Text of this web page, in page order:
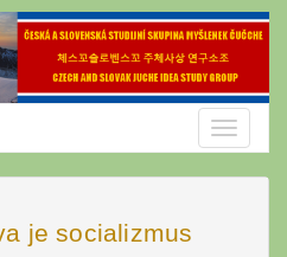
Toggle
je socializmus